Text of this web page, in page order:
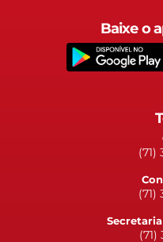
Baixe o
(71)
(71)
(71)